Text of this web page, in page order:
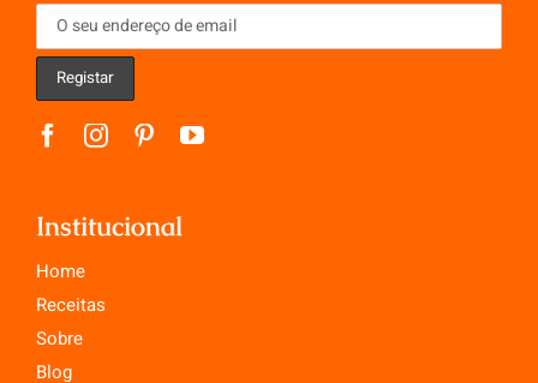
Institucional
Home
Receitas
Sobre
Blog